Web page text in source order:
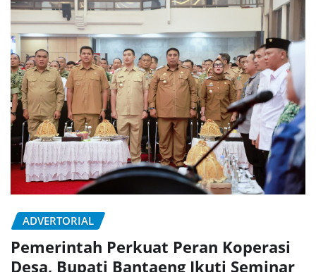
ADVERTORIAL
Pemerintah Perkuat Peran Koperasi
Desa, Bupati Bantaeng Ikuti Seminar